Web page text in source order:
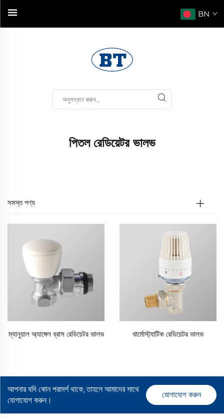
BN
পিতল রেডিয়েটর ভালভ
সমস্ত পণ্য
ম্যানুয়াল অ্যাঙ্গেল ব্রাস রেডিয়েটর ভালভ থার্মোস্ট্যাটিক রেডিয়েটর ভালভ
আপনার যদি কোন পরামর্শ থাকে, তাহলে আমাদের সাথে
যোগাযোগ করুন।
যোগাযোগ করুন